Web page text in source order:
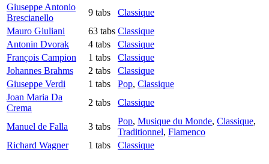
Giuseppe Antonio
Brescianello
9 tabs
Classique
Mauro Giuliani
63 tabs Classique
Antonin Dvorak
4 tabs
Classique
François Campion
1 tabs
Classique
Johannes Brahms
2 tabs
Classique
Giuseppe Verdi
1 tabs Pop, Classique
Joan Maria Da
Crema
2 tabs Classique
Manuel de Falla 3 tabs
Pop, Musique du Monde, Classique,
Traditionnel, Flamenco
Richard Wagner
1 tabs Classique